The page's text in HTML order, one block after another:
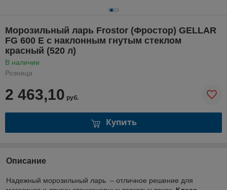
Морозильный ларь Frostor (Фростор) GELLAR
FG 600 E с наклонным гнутым стеклом
красный (520 л)
В наличии
Розница
2 463,10 руб.
Купить
Описание
Надежный морозильный ларь – отличное решение для